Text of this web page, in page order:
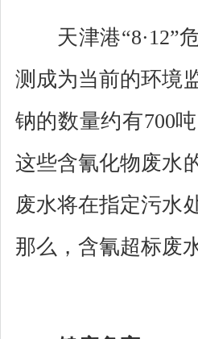
天津港“8·12”危
测成为当前的环境
钠的数量约有700
这些含氰化物废水
废水将在指定污水
那么，含氰超标废